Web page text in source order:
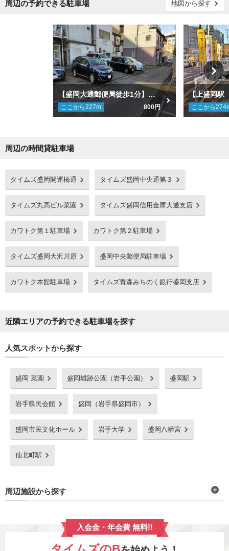
周辺の予約できる駐車場 地図から探す
【盛岡大通郵便局徒歩1分】開運橋通駐車場
ここから227m 800円 ここから274
周辺の時間貸駐車場
タイムズ盛岡開運橋通 タイムズ盛岡中央通第３
タイムズ丸高ビル菜園 タイムズ盛岡信用金庫大通支店
カワトク第１駐車場 カワトク第２駐車場
タイムズ盛岡大沢川原 盛岡中央郵便局駐車場
カワトク本館駐車場 タイムズ青森みちのく銀行盛岡支店
近隣エリアの予約できる駐車場を探す
人気スポットから探す
盛岡 菜園 盛岡城跡公園（岩手公園） 盛岡駅
岩手県民会館 盛岡（岩手県盛岡市）
盛岡市民文化ホール 岩手大学 盛岡八幡宮
仙北町駅
周辺施設から探す
入会金・年会費 無料!!